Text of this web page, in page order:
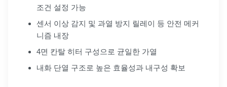
조건 설정 가능
센서 이상 감지 및 과열 방지 릴레이 등 안전 메커
니즘 내장
4면 칸탈 히터 구성으로 균일한 가열
내화 단열 구조로 높은 효율성과 내구성 확보